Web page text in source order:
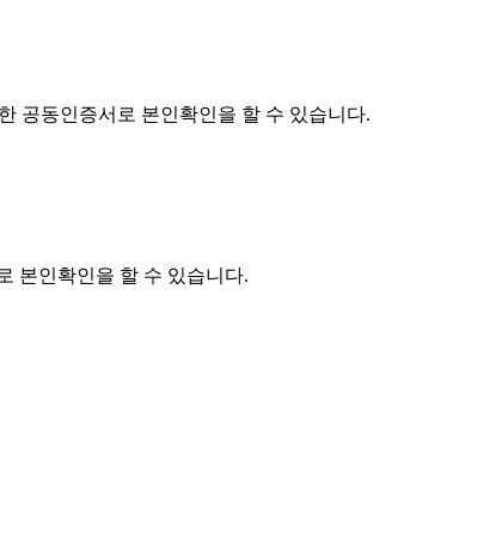
공동인증서로 본인확인을 할 수 있습니다.
본인확인을 할 수 있습니다.